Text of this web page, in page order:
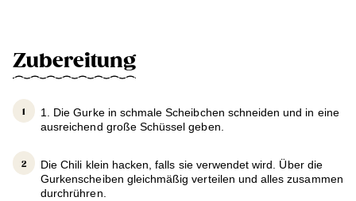
Zubereitung
1. Die Gurke in schmale Scheibchen schneiden und in eine
ausreichend große Schüssel geben.
Die Chili klein hacken, falls sie verwendet wird. Über die
Gurkenscheiben gleichmäßig verteilen und alles zusammen
durchrühren.